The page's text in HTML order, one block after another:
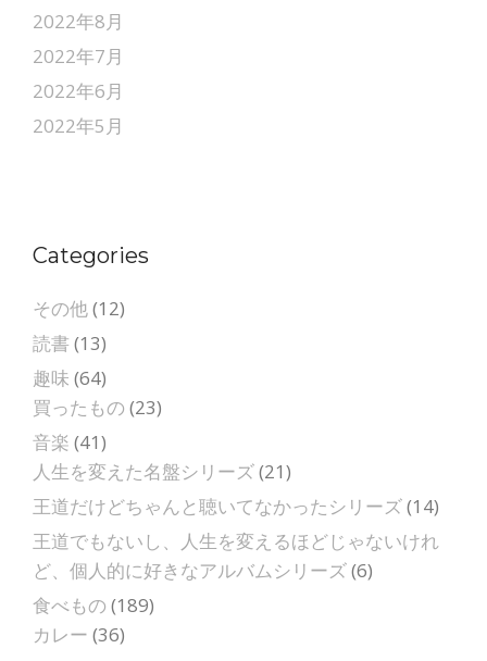
2022年8月
2022年7月
2022年6月
2022年5月
Categories
その他(12)
読書 (13)
趣味 (64)
買ったもの (23)
音楽 (41)
人生を変えた名盤シリーズ(21)
王道だけどちゃんと聴いてなかったシリーズ(14)
王道でもないし、人生を変えるほどじゃないけれ
ど、個人的に好きなアルバムシリーズ(6)
食べもの (189)
カレー (36)